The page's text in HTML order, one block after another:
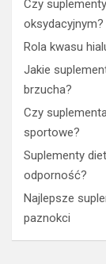
Czy
oksydacyjnym?
Rola kwasu
Jakie
brzucha?
Czy
sportowe?
Suplementy
odporność?
Najlepsze
paznokci